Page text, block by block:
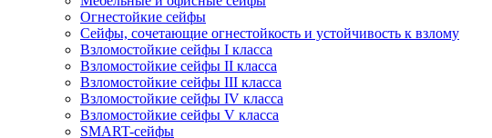
Огнестойкие сейфы
Сейфы, сочетающие огнестойкость и устойчивость к взлому
Взломостойкие сейфы I класса
Взломостойкие сейфы II класса
Взломостойкие сейфы III класса
Взломостойкие сейфы IV класса
Взломостойкие сейфы V класса
SMART-сейфы